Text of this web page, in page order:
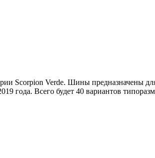
Scorpion Verde. Шины предназначены
года. Всего будет 40 вариантов